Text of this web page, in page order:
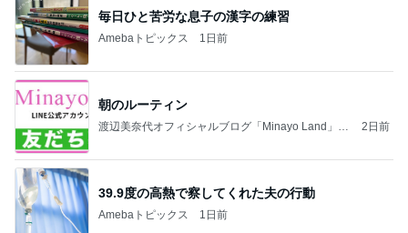
毎日ひと苦労な息子の漢字の練習
Amebaトピックス 1日前
朝のルーティン
渡辺美奈代オフィシャルブログ「Minayo Land」P
2日前
39.9度の高熱で察してくれた夫の行動
Amebaトピックス 1日前